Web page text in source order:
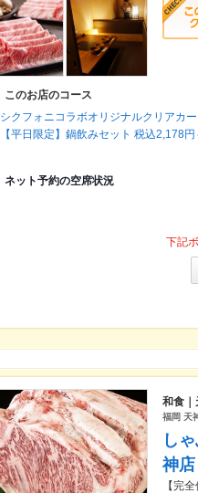
このお店のコース
シクフォニコラボオリジナルクリア
【平日限定】鍋飲みセット 税込2,178円
ネット予約の空席状況
下記
和食｜
福岡 天
し
神店
【完